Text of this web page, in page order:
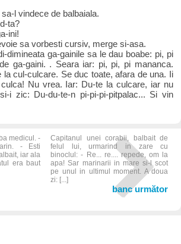
l vindece de balbaiala.
ta?
ini!
sa vorbesti cursiv, merge si-asa.
dimineata ga-gainile sa le dau boabe: pi, pi
ga-gaini. . Seara iar: pi, pi, pi mananca.
cul-culcare. Se duc toate, afara de una. Ii
Nu vrea. Iar: Du-te la culcare, iar nu
i zic: Du-du-te-n pi-pi-pi-pitpalac... Si vin
medicul. -
- Esti
iar ala
era baut
Capitanul unei corabii, balbait de
felul lui, urmarind in zare cu
binoclul: - Re... re.... repede, om la
apa! Sar marinarii in mare si-l scot
pe unul in ultimul moment. A doua
zi: [...]
banc următor